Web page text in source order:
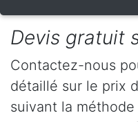
Devis gratuit
Contactez-nous
détaillé sur le prix
suivant la